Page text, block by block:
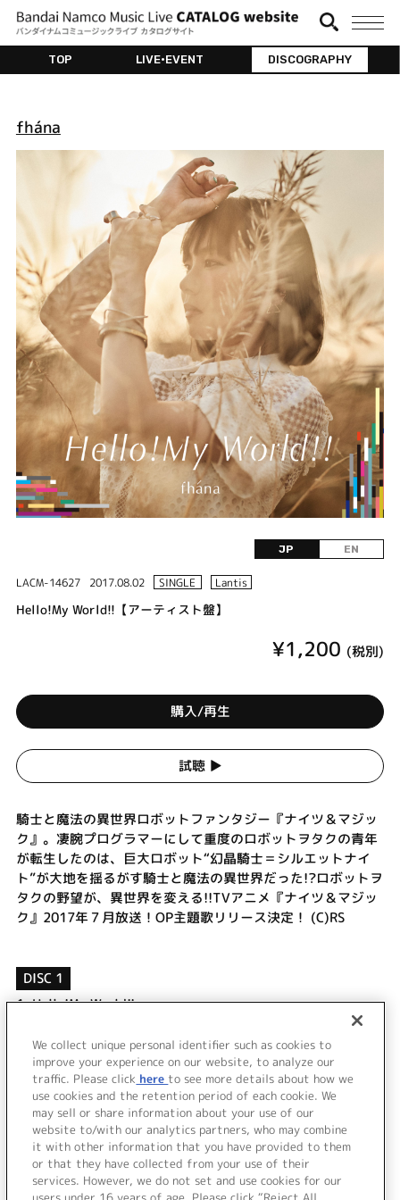
TOP LIVE•EVENT DISCOGRAPHY
fhána
JP EN
LACM-14627 2017.08.02 SINGLE Lantis
Hello!My World!!【アーティスト盤】
¥1,200 (税別)
購入/再生
試聴 ▶︎
騎士と魔法の異世界ロボットファンタジー『ナイツ＆マジッ
ク』。凄腕プログラマーにして重度のロボットヲタクの青年
が転生したのは、巨大ロボット“幻晶騎士＝シルエットナイ
ト”が大地を揺るがす騎士と魔法の異世界だった!?ロボットヲ
タクの野望が、異世界を変える!!TVアニメ『ナイツ＆マジッ
ク』2017年７月放送！OP主題歌リリース決定！ (C)RS
DISC 1
1.Hello!My World!!
Hello!My World!! -Instrumental-
君の住む街 -Instrumental-
＜ BACK
We collect unique personal identifier such as cookies to
improve your experience on our website, to analyze our
traffic. Please click here to see more details about how we
use cookies and the retention period of each cookie. We
may sell or share information about your use of our
website to/with our analytics partners, who may combine
it with other information that you have provided to them
or that they have collected from your use of their
services. However, we do not set and use cookies for our